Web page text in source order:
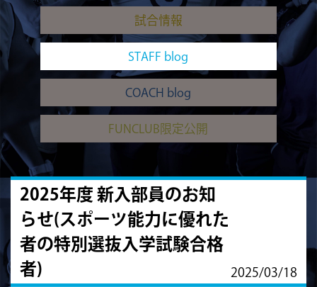
試合情報
STAFF blog
COACH blog
FUNCLUB限定公開
2025年度 新入部員のお知
らせ(スポーツ能力に優れた
者の特別選抜入学試験合格
者)
2025/03/18